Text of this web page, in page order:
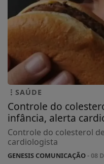
SAÚDE
Controle do
infância, alerta
Controle do colesterol
cardiologista
GENESIS COMUNICAÇÃO- 08